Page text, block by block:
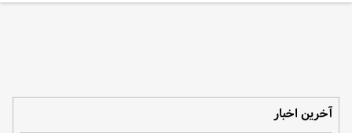
آخرین اخبار